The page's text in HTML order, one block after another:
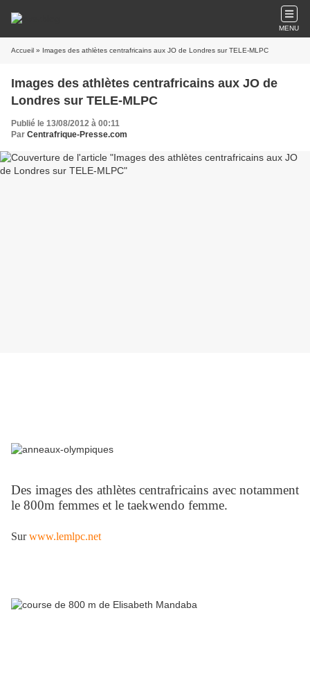
MENU
Accueil » Images des athlètes centrafricains aux JO de Londres sur TELE-MLPC
Images des athlètes centrafricains aux JO de
Londres sur TELE-MLPC
Publié le 13/08/2012 à 00:11
Par Centrafrique-Presse.com
Des images des athlètes centrafricains avec notamment
le 800m femmes et le taekwendo femme.
Surwww.lemlpc.net